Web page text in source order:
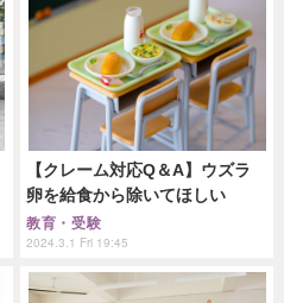
【クレーム対応Q＆A】ウズラ
卵を給食から除いてほしい
教育・受験
2024.3.1 Fri 19:45